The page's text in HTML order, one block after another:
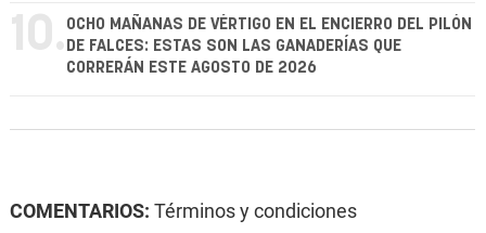
10. OCHO MAÑANAS DE VÉRTIGO EN EL ENCIERRO DEL PILÓN
DE FALCES: ESTAS SON LAS GANADERÍAS QUE
CORRERÁN ESTE AGOSTO DE 2026
COMENTARIOS: Términos y condiciones